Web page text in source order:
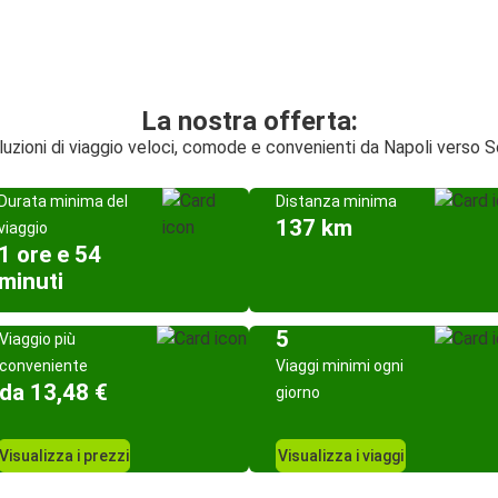
La nostra offerta:
di viaggio veloci, comode e convenienti da Napoli verso
minima del
ore e 54
Distanza minima
137 km
Viaggio più
conveniente
da 13,48 €
Visualizza i prezzi
5
Viaggi minimi ogni
giorno
Visualizza i viaggi